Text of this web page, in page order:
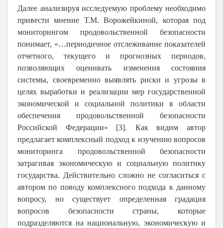
Далее анализируя исследуемую проблему необходимо
привести мнение Т.М. Ворожейкиной, которая под
мониторингом продовольственной безопасности
понимает, «…периодичное отслеживание показателей
отчетного, текущего и прогнозных периодов,
позволяющих оценивать изменения состояния
системы, своевременно выявлять риски и угрозы в
целях выработки и реализации мер государственной
экономической и социальной политики в области
обеспечения продовольственной безопасности
Российской Федерации» [3]. Как видим автор
предлагает комплексный подход к изучению вопросов
мониторинга продовольственной безопасности
затрагивая экономическую и социальную политику
государства. Действительно сложно не согласиться с
автором по поводу комплексного подхода к данному
вопросу, но существует определенная градация
вопросов безопасности страны, которые
подразделяются на национальную, экономическую и